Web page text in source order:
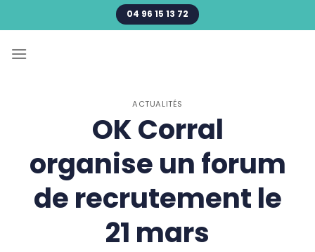
au
04 96 15 13 72
ACTUALITÉS
OK Corral
organise un forum
de recrutement le
21 mars